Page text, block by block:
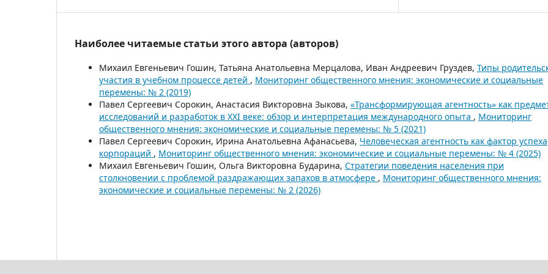
Наиболее читаемые статьи этого автора (авторов)
Михаил Евгеньевич Гошин, Татьяна Анатольевна Мерцалова, Иван Андреевич Груздев, Типы
участия в учебном процессе детей , Мониторинг общественного мнения: экономические и социальные
перемены: № 2 (2019)
Павел Сергеевич Сорокин, Анастасия Викторовна Зыкова, «Трансформирующая агентность» как
исследований и разработок в XXI веке: обзор и интерпретация международного опыта , Мониторинг
общественного мнения: экономические и социальные перемены: № 5 (2021)
Павел Сергеевич Сорокин, Ирина Анатольевна Афанасьева, Человеческая агентность как фактор успеха
корпораций , Мониторинг общественного мнения: экономические и социальные перемены: № 4 (2025)
Михаил Евгеньевич Гошин, Ольга Викторовна Бударина, Стратегии поведения населения при
столкновении с проблемой раздражающих запахов в атмосфере , Мониторинг общественного мнения:
экономические и социальные перемены: № 2 (2026)